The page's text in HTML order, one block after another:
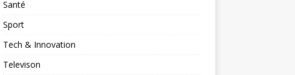
Santé
Sport
Tech & Innovation
Televison